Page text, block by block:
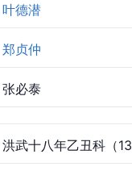
叶德潜
郑贞仲
张必泰
洪武十八年乙丑科（